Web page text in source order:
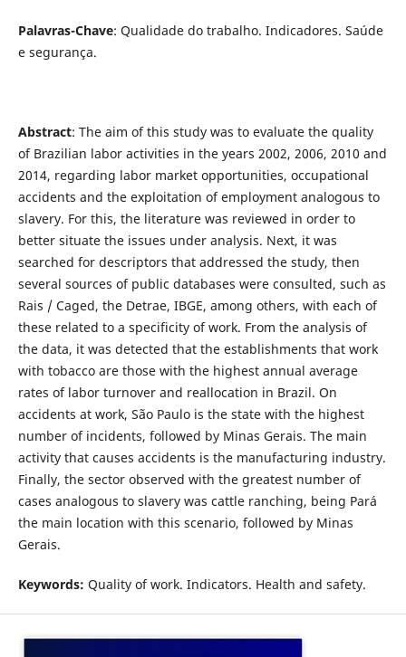
Palavras-Chave: Qualidade do trabalho. Indicadores. Saúde
e segurança.
Abstract: The aim of this study was to evaluate the quality
of Brazilian labor activities in the years 2002, 2006, 2010 and
2014, regarding labor market opportunities, occupational
accidents and the exploitation of employment analogous to
slavery. For this, the literature was reviewed in order to
better situate the issues under analysis. Next, it was
searched for descriptors that addressed the study, then
several sources of public databases were consulted, such as
Rais / Caged, the Detrae, IBGE, among others, with each of
these related to a specificity of work. From the analysis of
the data, it was detected that the establishments that work
with tobacco are those with the highest annual average
rates of labor turnover and reallocation in Brazil. On
accidents at work, São Paulo is the state with the highest
number of incidents, followed by Minas Gerais. The main
activity that causes accidents is the manufacturing industry.
Finally, the sector observed with the greatest number of
cases analogous to slavery was cattle ranching, being Pará
the main location with this scenario, followed by Minas
Gerais.
Keywords: Quality of work. Indicators. Health and safety.